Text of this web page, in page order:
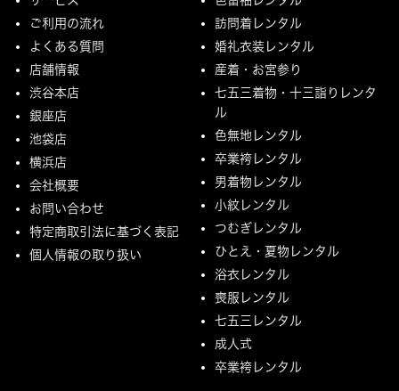
ご利用の流れ
よくある質問
店舗情報
渋谷本店
銀座店
池袋店
横浜店
会社概要
お問い合わせ
特定商取引法に基づく表記
個人情報の取り扱い
訪問着レンタル
婚礼衣装レンタル
産着・お宮参り
七五三着物・十三詣りレンタ
ル
色無地レンタル
卒業袴レンタル
男着物レンタル
小紋レンタル
つむぎレンタル
ひとえ・夏物レンタル
浴衣レンタル
喪服レンタル
七五三レンタル
成人式
卒業袴レンタル